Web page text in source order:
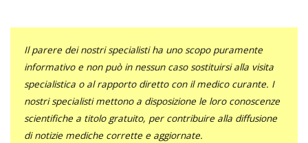
Il parere dei nostri specialisti ha uno scopo puramente
informativo e non può in nessun caso sostituirsi alla visita
specialistica o al rapporto diretto con il medico curante. I
nostri specialisti mettono a disposizione le loro conoscenze
scientifiche a titolo gratuito, per contribuire alla diffusione
di notizie mediche corrette e aggiornate.